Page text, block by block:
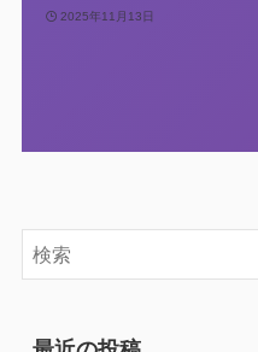
2025年11月13日